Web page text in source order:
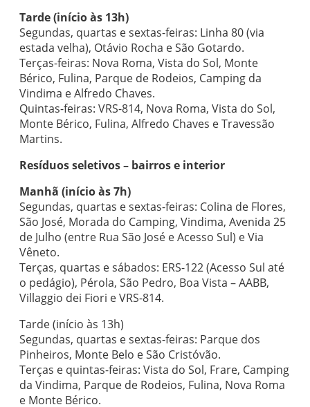
Tarde (início às 13h)
Segundas, quartas e sextas-feiras: Linha 80 (via
estada velha), Otávio Rocha e São Gotardo.
Terças-feiras: Nova Roma, Vista do Sol, Monte
Bérico, Fulina, Parque de Rodeios, Camping da
Vindima e Alfredo Chaves.
Quintas-feiras: VRS-814, Nova Roma, Vista do Sol,
Monte Bérico, Fulina, Alfredo Chaves e Travessão
Martins.
Resíduos seletivos – bairros e interior
Manhã (início às 7h)
Segundas, quartas e sextas-feiras: Colina de Flores,
São José, Morada do Camping, Vindima, Avenida 25
de Julho (entre Rua São José e Acesso Sul) e Via
Vêneto.
Terças, quartas e sábados: ERS-122 (Acesso Sul até
o pedágio), Pérola, São Pedro, Boa Vista – AABB,
Villaggio dei Fiori e VRS-814.
Tarde (início às 13h)
Segundas, quartas e sextas-feiras: Parque dos
Pinheiros, Monte Belo e São Cristóvão.
Terças e quintas-feiras: Vista do Sol, Frare, Camping
da Vindima, Parque de Rodeios, Fulina, Nova Roma
e Monte Bérico.